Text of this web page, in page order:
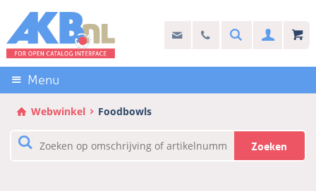
links
over
Direct
naar
de
inhoud
naar
info@akb.nl
Stel uw vraag
030 69 50 814Search
Menu
Webwinkel Foodbowls
Zoeken